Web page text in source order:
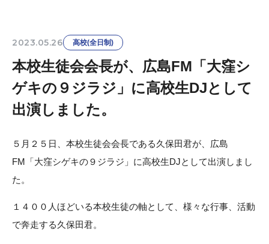
2023.05.26 高校(全日制)
本校生徒会会長が、広島FM「大窪シ
ゲキの９ジラジ」に高校生DJとして
出演しました。
５月２５日、本校生徒会会長である久保田君が、広島
FM「大窪シゲキの９ジラジ」に高校生DJとして出演しまし
た。
１４００人ほどいる本校生徒の軸として、様々な行事、活動
で奔走する久保田君。